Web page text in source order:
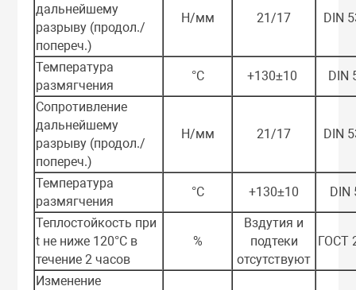
дальнейшему
разрыву (продол./
попереч.)
Н/мм 21/17 DIN
Температура
размягчения
°С +130±10 DIN
Сопротивление
дальнейшему
разрыву (продол./
попереч.)
Н/мм 21/17 DIN
Температура
размягчения
°С +130±10 DIN
Теплостойкость при
t не ниже 120°С в
течение 2 часов
%
Вздутия и
подтеки
отсутствуют
ГОСТ
Изменение